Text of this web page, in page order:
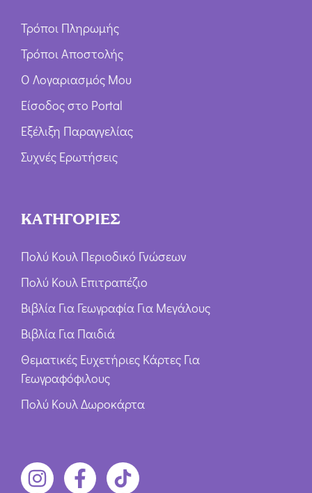
Τρόποι Πληρωμής
Τρόποι Αποστολής
Ο Λογαριασμός Μου
Είσοδος στο Portal
Εξέλιξη Παραγγελίας
Συχνές Ερωτήσεις
ΚΑΤΗΓΟΡΙΕΣ
Πολύ Κουλ Περιοδικό Γνώσεων
Πολύ Κουλ Επιτραπέζιο
Βιβλία Για Γεωγραφία Για Μεγάλους
Βιβλία Για Παιδιά
Θεματικές Ευχετήριες Κάρτες Για
Γεωγραφόφιλους
Πολύ Κουλ Δωροκάρτα